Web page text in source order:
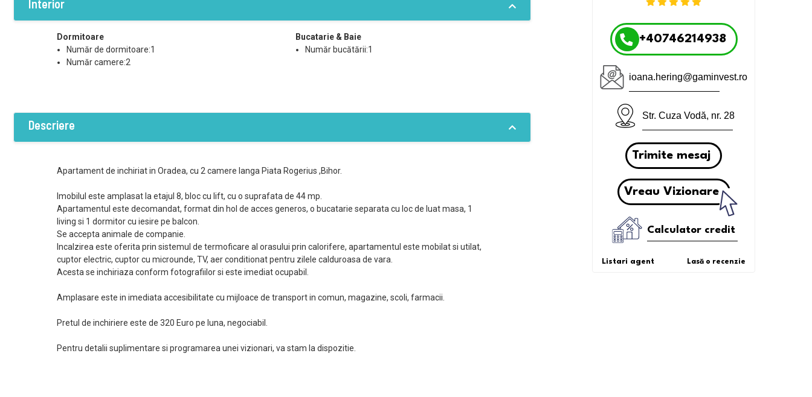
Interior
Dormitoare
Număr de dormitoare:1
Număr camere:2
Bucatarie & Baie
Număr bucătării:1
Descriere
Apartament de inchiriat in Oradea, cu 2 camere langa Piata Rogerius ,Bihor.
Imobilul este amplasat la etajul 8, bloc cu lift, cu o suprafata de 44 mp.
Apartamentul este decomandat, format din hol de acces generos, o bucatarie separata cu loc de luat masa, 1
living si 1 dormitor cu iesire pe balcon.
Se accepta animale de companie.
Incalzirea este oferita prin sistemul de termoficare al orasului prin calorifere, apartamentul este mobilat si utilat,
cuptor electric, cuptor cu microunde, TV, aer conditionat pentru zilele calduroasa de vara.
Acesta se inchiriaza conform fotografiilor si este imediat ocupabil.
Amplasare este in imediata accesibilitate cu mijloace de transport in comun, magazine, scoli, farmacii.
Pretul de inchiriere este de 320 Euro pe luna, negociabil.
Pentru detalii suplimentare si programarea unei vizionari, va stam la dispozitie.
+40746214938
ioana.hering@gaminvest.ro
Str. Cuza Vodă, nr. 28
Trimite mesaj
Vreau Vizionare
Calculator credit
Listari agent Lasă o recenzie